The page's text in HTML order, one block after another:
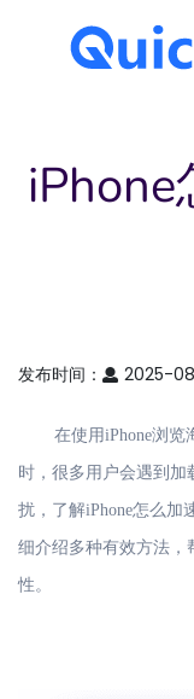
iPhone
发布时间： 2025-
在使用iPhone浏
时，很多用户会遇到加
扰，了解iPhone怎么加
细介绍多种有效方法，
性。